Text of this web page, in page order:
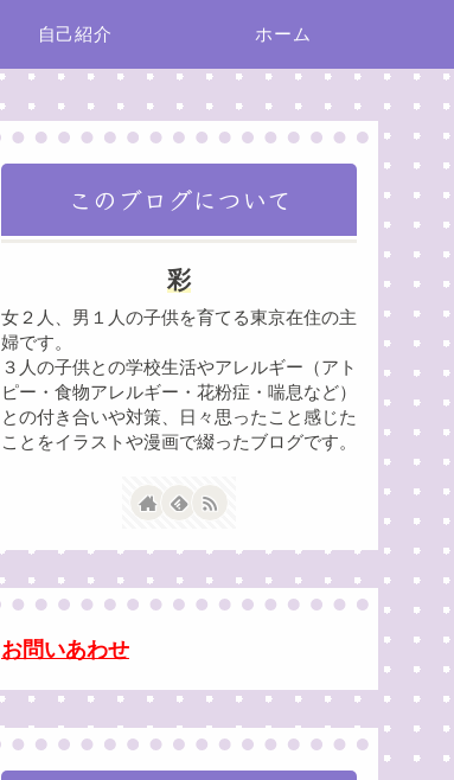
自己紹介 ホーム
このブログについて
彩
女２人、男１人の子供を育てる東京在住の主
婦です。
３人の子供との学校生活やアレルギー（アト
ピー・食物アレルギー・花粉症・喘息など）
との付き合いや対策、日々思ったこと感じた
ことをイラストや漫画で綴ったブログです。
お問いあわせ